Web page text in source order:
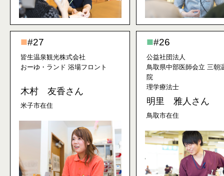
#27
皆生温泉観光株式会社
おーゆ・ランド 浴場フロント
木村 友香さん
米子市在住
#26
公益社団法人
鳥取県中部医師会立 三朝
院
理学療法士
明里 雅人さん
鳥取市在住